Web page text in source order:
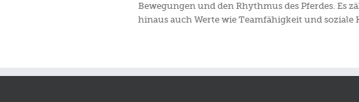
Bewegungen und den Rhythmus des Pferdes. Es
hinaus auch Werte wie Teamfähigkeit und soziale